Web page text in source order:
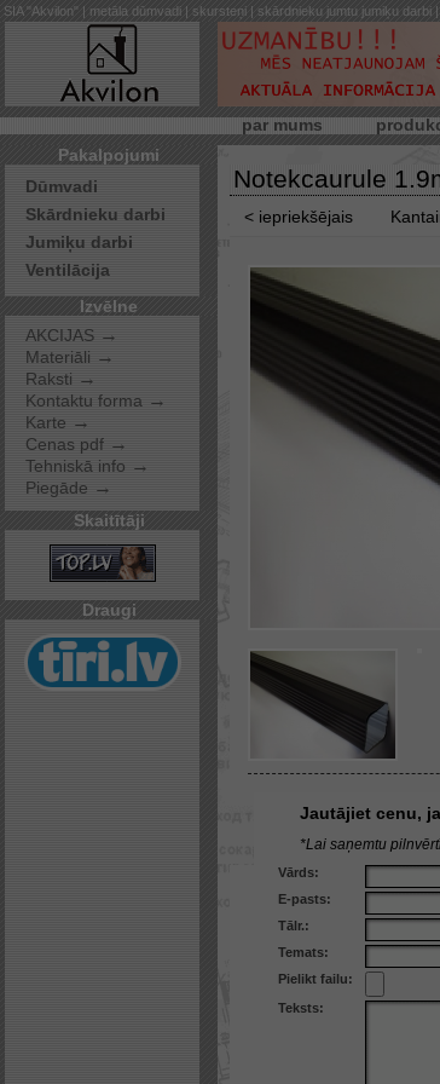
SIA "Akvilon" | metāla dūmvadi | skursteņi | skārdnieku jumtu jumiķu
par mums
Pakalpojumi
Dūmvadi
Skārdnieku darbi
Jumiķu darbi
Ventilācija
Izvēlne
AKCIJAS →
Materiāli →
Raksti →
Kontaktu forma →
Karte →
Cenas pdf →
Tehniskā info →
Piegāde →
Skaitītāji
Draugi
Notekcaurule
< iepriekšējais
Jautājiet cenu,
*Lai saņemtu
Vārds:
E-pasts:
Tālr.:
Temats:
Pielikt failu:
Teksts: